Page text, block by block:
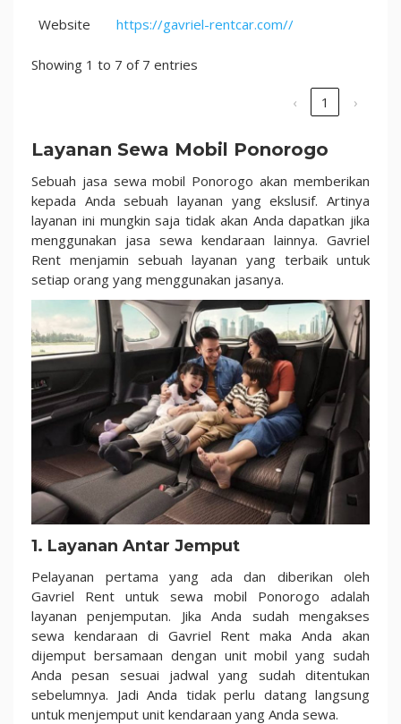
Website
https://gavriel-rentcar.com//
Showing 1 to 7 of 7 entries
‹ 1 ›
Layanan Sewa Mobil Ponorogo
Sebuah jasa sewa mobil Ponorogo akan memberikan
kepada Anda sebuah layanan yang ekslusif. Artinya
layanan ini mungkin saja tidak akan Anda dapatkan jika
menggunakan jasa sewa kendaraan lainnya. Gavriel
Rent menjamin sebuah layanan yang terbaik untuk
setiap orang yang menggunakan jasanya.
1. Layanan Antar Jemput
Pelayanan pertama yang ada dan diberikan oleh
Gavriel Rent untuk sewa mobil Ponorogo adalah
layanan penjemputan. Jika Anda sudah mengakses
sewa kendaraan di Gavriel Rent maka Anda akan
dijemput bersamaan dengan unit mobil yang sudah
Anda pesan sesuai jadwal yang sudah ditentukan
sebelumnya. Jadi Anda tidak perlu datang langsung
untuk menjemput unit kendaraan yang Anda sewa.